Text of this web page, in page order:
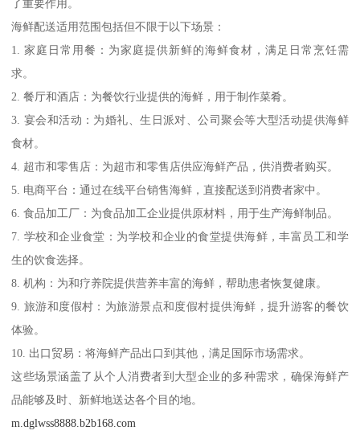
了重要作用。
海鲜配送适用范围包括但不限于以下场景：
1. 家庭日常用餐：为家庭提供新鲜的海鲜食材，满足日常烹饪需
求。
2. 餐厅和酒店：为餐饮行业提供的海鲜，用于制作菜肴。
3. 宴会和活动：为婚礼、生日派对、公司聚会等大型活动提供海鲜
食材。
4. 超市和零售店：为超市和零售店供应海鲜产品，供消费者购买。
5. 电商平台：通过在线平台销售海鲜，直接配送到消费者家中。
6. 食品加工厂：为食品加工企业提供原材料，用于生产海鲜制品。
7. 学校和企业食堂：为学校和企业的食堂提供海鲜，丰富员工和学
生的饮食选择。
8. 机构：为和疗养院提供营养丰富的海鲜，帮助患者恢复健康。
9. 旅游和度假村：为旅游景点和度假村提供海鲜，提升游客的餐饮
体验。
10. 出口贸易：将海鲜产品出口到其他，满足国际市场需求。
这些场景涵盖了从个人消费者到大型企业的多种需求，确保海鲜产
品能够及时、新鲜地送达各个目的地。
m.dglwss8888.b2b168.com